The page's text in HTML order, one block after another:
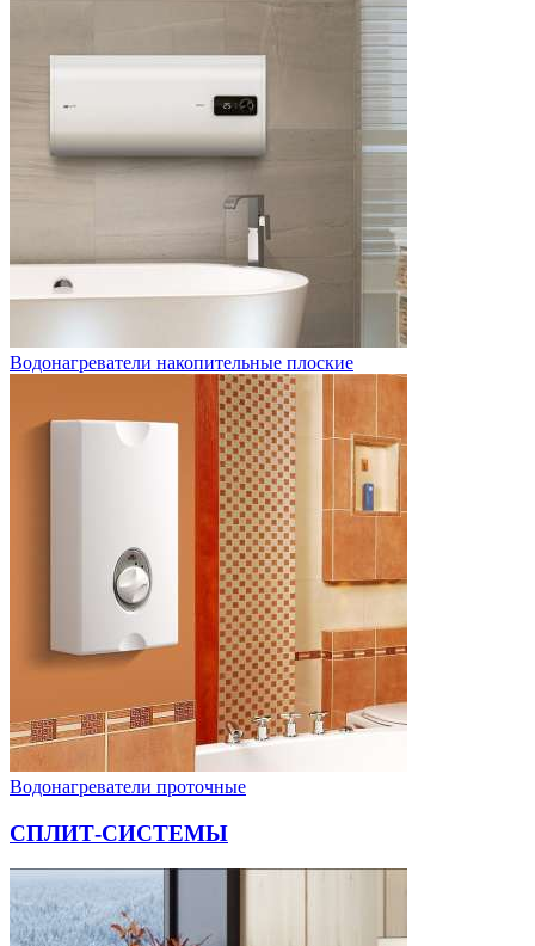
Водонагреватели накопительные плоские
Водонагреватели проточные
СПЛИТ-СИСТЕМЫ